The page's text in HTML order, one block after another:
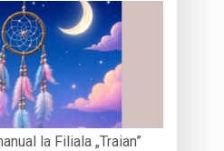
la Filiala „Traian”